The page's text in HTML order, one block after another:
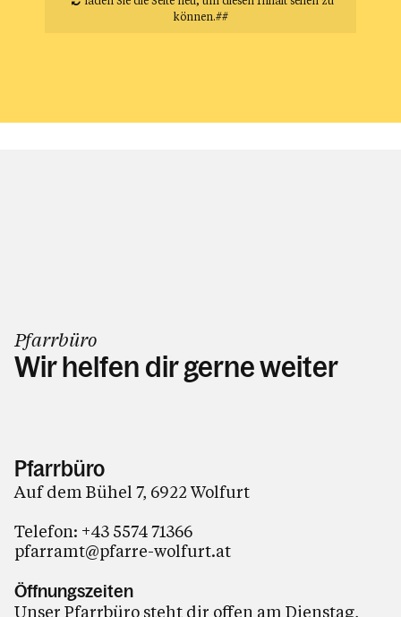
können.##
Pfarrbüro
Wir helfen dir gerne weiter
Pfarrbüro
Auf dem Bühel 7, 6922Wolfurt
Telefon: +43 5574 71366
pfarramt@pfarre-wolfurt.at
Öffnungszeiten
Unser Pfarrbüro steht dir offen am Dienstag,